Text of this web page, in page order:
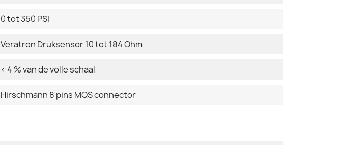
0 tot 350 PSI
Veratron Druksensor 10 tot 184 Ohm
< 4 % van de volle schaal
Hirschmann 8 pins MQS connector